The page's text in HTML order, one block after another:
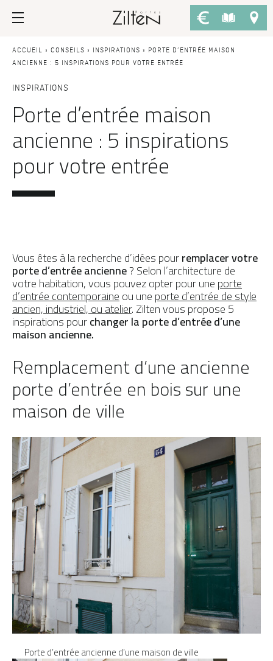
Nos portes d’entrée
PAR TYPE
Porte d’entrée
Porte de service
Porte grand trafic
Porte d'entrée sur-mesure
PAR STYLE
Portes d’entrée traditionnelles
Portes d’entrée vitrées
PAR MATÉRIAU
Portes d’entrée Aluminium
Portes d'entrée Acier
Portes d'entrée PVC
Portes d'entrée Mixte
Portes d’entrée Bois
Conseils
LE CHOIX
Savoir-faire
Design
Inspirations
LES ATOUTS
Performances
Fiscalité
L'ENTRETIEN
Préserver ma porte
ACCUEIL » CONSEILS » INSPIRATIONS » PORTE D’ENTRÉE MAISON
ANCIENNE : 5 INSPIRATIONS POUR VOTRE ENTRÉE
INSPIRATIONS
Porte d’entrée maison
ancienne : 5 inspirations
pour votre entrée
Vous êtes à la recherche d’idées pourremplacer votre
porte d’entrée ancienne? Selon l’architecture de
votre habitation, vous pouvez opter pour uneporte
d’entrée contemporaineou uneporte d’entrée de style
ancien, industriel, ou atelier. Zilten vous propose 5
inspirations pourchanger la porte d’entrée d’une
maison ancienne.
Remplacement d’une ancienne
porte d’entrée en bois sur une
maison de ville
Porte d’entrée ancienne d’une maison de ville